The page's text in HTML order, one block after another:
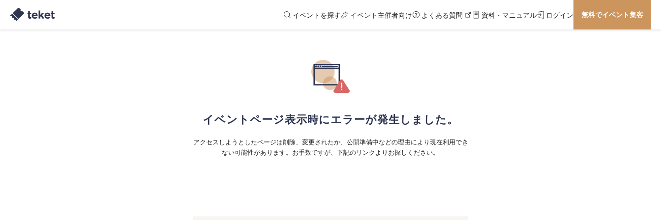
イベントを探す イベント主催者向け よくある質問 資料・マニュアル ログイン 無料でイベント集客
イベントページ表示時にエラーが発生しました。
アクセスしようとしたページは削除、変更されたか、公開準備中などの理由により現在利用でき
ない可能性があります。お手数ですが、下記のリンクよりお探しください。